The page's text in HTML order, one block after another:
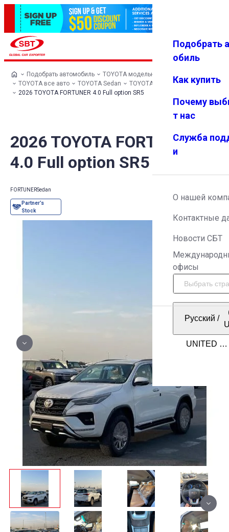
Избранн
Меню
Подобрать
обиль
Как купить
Почему
т нас
Служба
и
О нашей
Контактные
Новости СБТ
офисы
Русский /
Подобрать автомобиль
TOYOTA модельный ряд
TOYOTA все авто
TOYOTA Sedan
TOYOTA FORTUNER
2026 TOYOTA FORTUNER 4.0 Full option SR5
2026 TOYOTA FORTUNER
4.0 Full option SR5
FORTUNERSedan